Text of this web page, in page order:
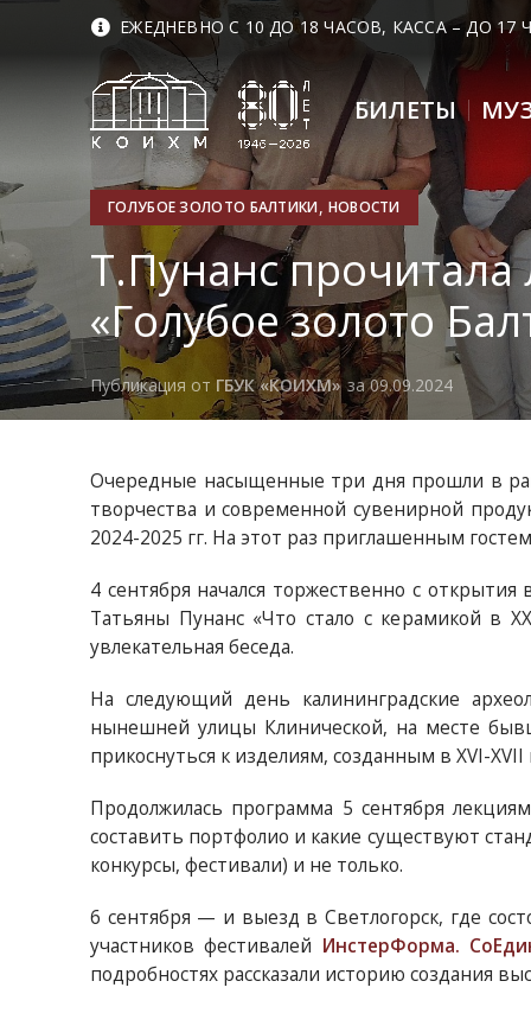
ЕЖЕДНЕВНО С 10 ДО 18 ЧАСОВ, КАССА – ДО 17
БИЛЕТЫ
ГОЛУБОЕ ЗОЛОТО БАЛТИКИ, НОВОСТИ
Т.Пунанс прочитала
«Голубое золото
Публикация от ГБУК «КОИХМ» за 09.09.2024
Очередные насыщенные три дня прошли в
творчества и современной сувенирной
2024-2025 гг. На этот раз приглашенным
4 сентября начался торжественно с
Татьяны Пунанс «Что стало с керамикой в
увлекательная беседа.
На следующий день калининградские
нынешней улицы Клинической, на месте
прикоснуться к изделиям, созданным в XVI-
Продолжилась программа 5 сентября
составить портфолио и какие существуют
конкурсы, фестивали) и не только.
6 сентября — и выезд в Светлогорск, где
участников фестивалей ИнстерФорма.
подробностях рассказали историю создания